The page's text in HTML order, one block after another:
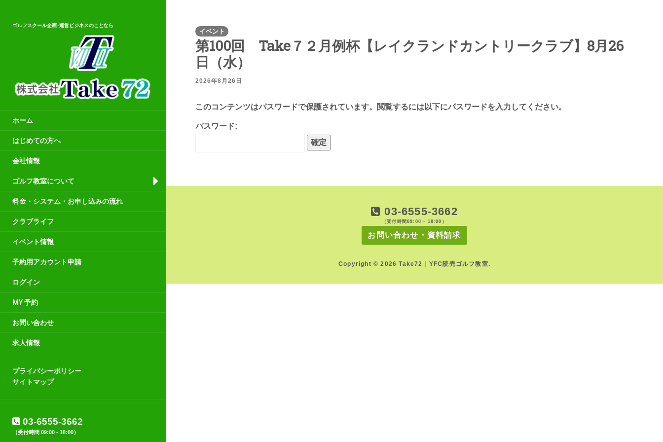
ゴルフスクール企画･運営ビジネスのことなら
ホーム
はじめての方へ
会社情報
ゴルフ教室について
料金・システム・お申し込みの流れ
クラブライフ
イベント情報
予約用アカウント申請
ログイン
MY 予約
お問い合わせ
求人情報
プライバシーポリシー
サイトマップ
03-6555-3662
（受付時間 09:00 - 18:00）
イベント
第100回 Take７２月例杯【レイクランドカントリークラブ】8月26
日（水）
2026年8月26日
このコンテンツはパスワードで保護されています。閲覧するには以下にパスワードを入力してください。
パスワード:
03-6555-3662
（受付時間09:00 - 18:00）
お問い合わせ・資料請求
Copyright © 2026 Take72｜YFC読売ゴルフ教室.